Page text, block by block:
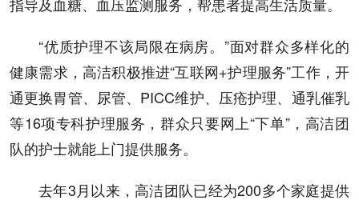
指导及血糖、血压监测服务，帮患者提高生活质量。
“优质护理不该局限在病房。”面对群众多样化的
健康需求，高洁积极推进“互联网+护理服务”工作，开
通更换胃管、尿管、PICC维护、压疮护理、通乳催乳
等16项专科护理服务，群众只要网上“下单”，高洁团
队的护士就能上门提供服务。
去年3月以来，高洁团队已经为200多个家庭提供